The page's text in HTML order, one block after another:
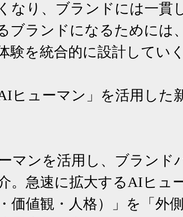
なり、ブランドには一貫
ブランドになるためには
験を統合的に設計してい
ヒューマン」を活用し
マンを活用し、ブランド
。急速に拡大するAIヒュ
価値観・人格）」を「外